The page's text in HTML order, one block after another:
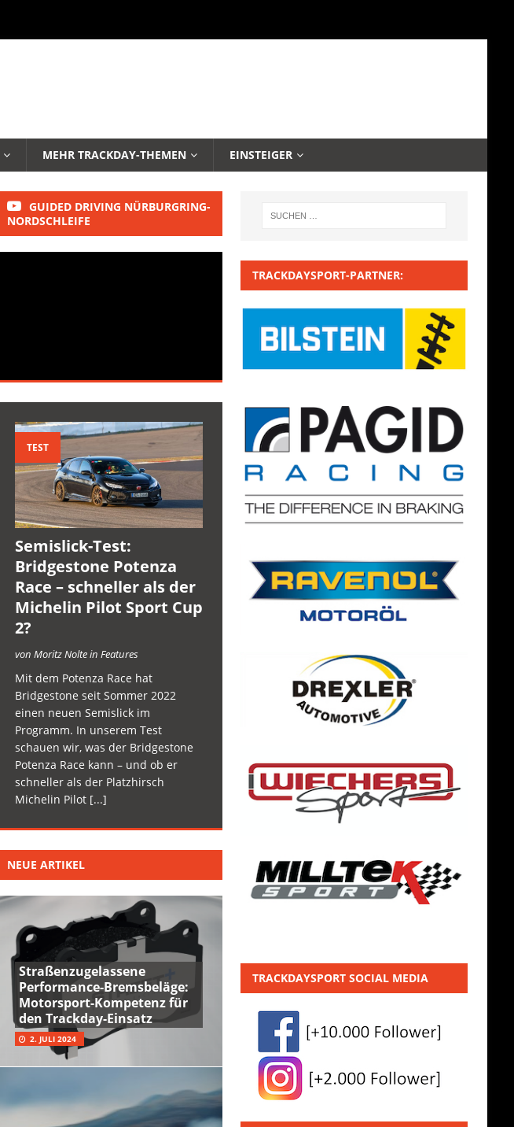
MEHR TRACKDAY-THEMEN EINSTEIGER
GUIDED DRIVING NÜRBURGRING-
NORDSCHLEIFE
TEST
Semislick-Test:
Bridgestone Potenza
Race – schneller als der
Michelin Pilot Sport Cup
2?
von Moritz Nolte in Features
Mit dem Potenza Race hat
Bridgestone seit Sommer 2022
einen neuen Semislick im
Programm. In unserem Test
schauen wir, was der Bridgestone
Potenza Race kann – und ob er
schneller als der Platzhirsch
Michelin Pilot [...]
NEUE ARTIKEL
Straßenzugelassene
Performance-Bremsbeläge:
Motorsport-Kompetenz für
den Trackday-Einsatz
2. JULI 2024
TRACKDAYSPORT-PARTNER:
TRACKDAYSPORT SOCIAL MEDIA